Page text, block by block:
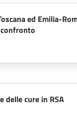
ed Emilia-
delle cure in RSA